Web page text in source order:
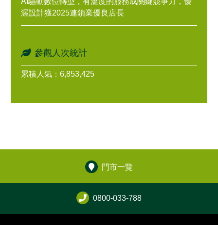
渥設計獲2025連鎖業優良店長
參觀人次統計
累積人氣：6,853,425
門市一覽
0800-033-788